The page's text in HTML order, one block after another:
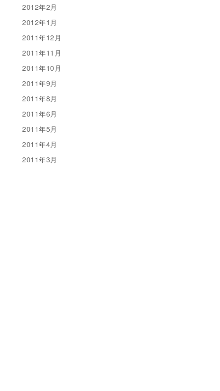
2012年2月
2012年1月
2011年12月
2011年11月
2011年10月
2011年9月
2011年8月
2011年6月
2011年5月
2011年4月
2011年3月